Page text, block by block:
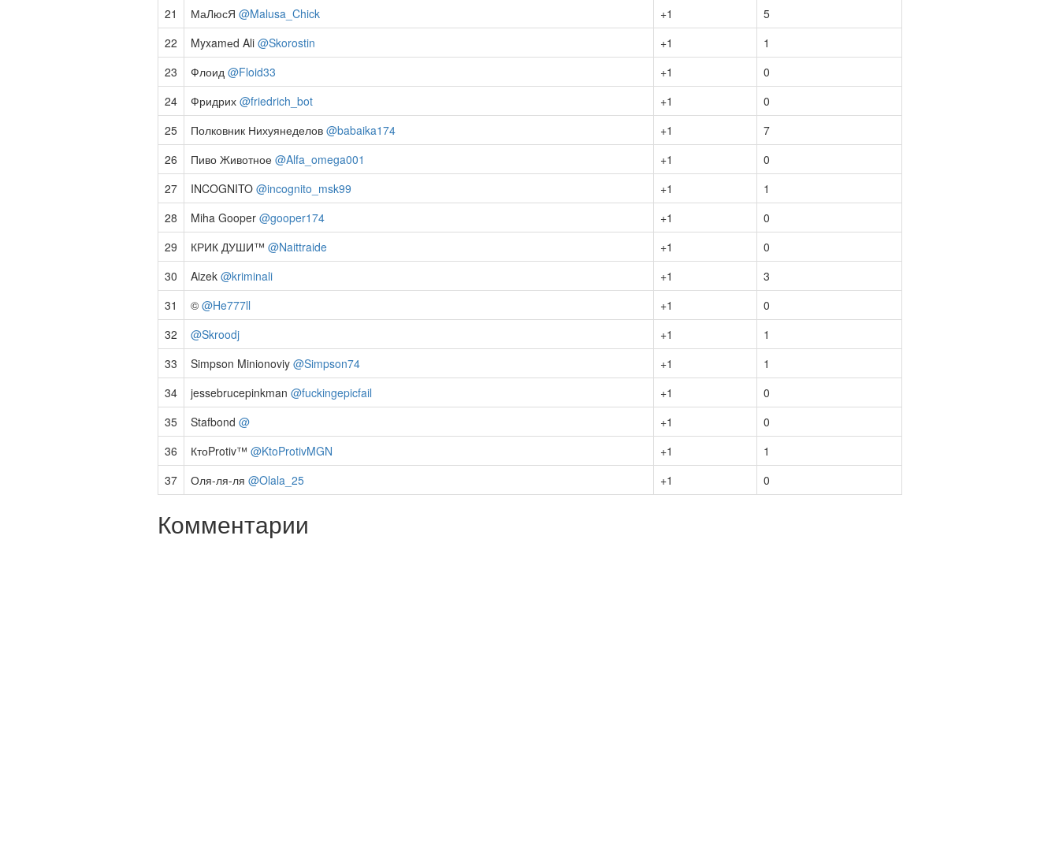
21
МаЛюсЯ @Malusa_Chick +1
5
22
Myxamеd Ali @Skorostin +1
1
23
Флоид @Floid33 +1
0
24
Фридрих @friedrich_bot +1
0
25
Полковник Нихуянеделов @babaika174 +1
7
26
Пиво Животное @Alfa_omega001 +1
0
27
INCOGNITO @incognito_msk99 +1
1
28
Miha Gooper @gooper174 +1
0
29
КРИК ДУШИ™ @Naittraide +1
0
30
Aizek @kriminali +1
3
31
© @He777ll +1
0
32
@Skroodj +1
1
33
Simpson Minionoviy @Simpson74 +1
1
34
jessebrucepinkman @fuckingepicfail +1
0
35
Stafbond @ +1
0
36
КтоProtiv™ @KtoProtivMGN +1
1
37
Оля-ля-ля @Olala_25 +1 0
Комментарии